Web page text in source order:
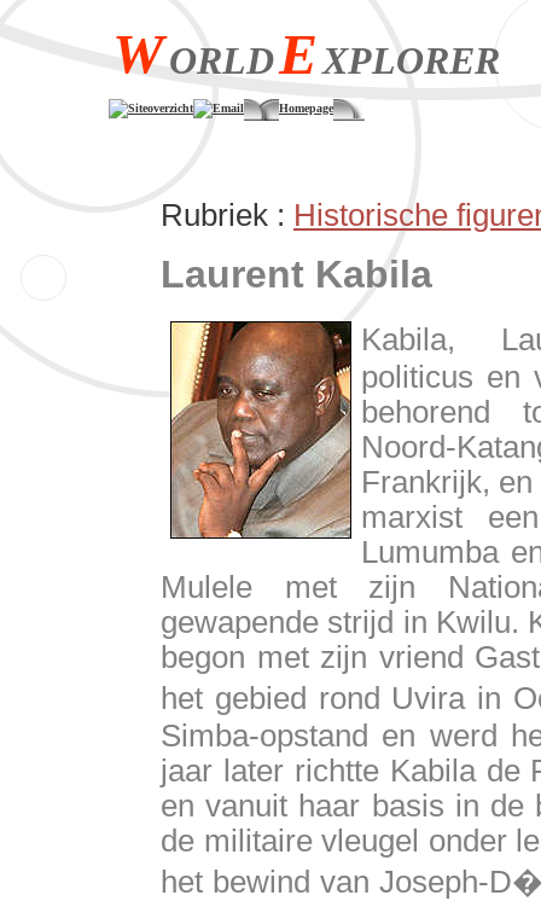
WORLDEXPLORER
Siteoverzicht Email Homepage
Rubriek : Historische
Laurent Kabila
Kabila,
politicus en
behorend
Noord-
Frankrijk,
marxist
Lumumba
Mulele met zijn
gewapende strijd in Kwilu.
begon met zijn vriend
het gebied rond Uvira in
Simba-opstand en werd
jaar later richtte Kabila de
en vanuit haar basis in de
de militaire vleugel onder
het bewind van Joseph-